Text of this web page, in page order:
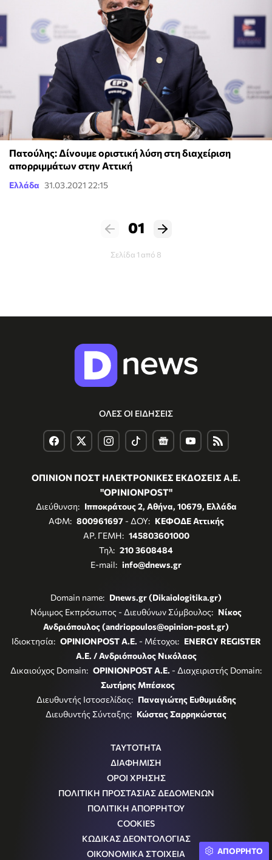
Πατούλης: Δίνουμε οριστική λύση στη διαχείριση
απορριμμάτων στην Αττική
Ελλάδα 31.03.2021 22:15
01
Σελίδα 1 από 8
ΟΛΕΣ ΟΙ ΕΙΔΗΣΕΙΣ
ΟΠΙΝΙΟΝ ΠΟΣΤ ΗΛΕΚΤΡΟΝΙΚΕΣ ΕΚΔΟΣΕΙΣ Α.Ε.
"OPINIONPOST"
Διεύθυνση: Ιπποκράτους 2, Αθήνα, 10679, Ελλάδα
ΑΦΜ: 800961697- ΔΟΥ: ΚΕΦΟΔΕ Αττικής
ΑΡ. ΓΕΜΗ: 145803601000
Τηλ: 210 3608484
E-mail: info@dnews.gr
Domain name: Dnews.gr (Dikaiologitika.gr)
Νόμιμος Εκπρόσωπος - Διευθύνων Σύμβουλος: Νίκος
Ανδριόπουλος (andriopoulos@opinion-post.gr)
Ιδιοκτησία: OPINIONPOST A.E. - Μέτοχοι: ENERGY REGISTER
Α.Ε. / Ανδριόπουλος Νικόλαος
Δικαιούχος Domain: OPINIONPOST A.E. - Διαχειριστής Domain:
Σωτήρης Μπέσκος
Διευθυντής Ιστοσελίδας: Παναγιώτης Ευθυμιάδης
Διευθυντής Σύνταξης: Κώστας Σαρρηκώστας
ΤΑΥΤΟΤΗΤΑ
ΔΙΑΦΗΜΙΣΗ
ΟΡΟΙ ΧΡΗΣΗΣ
ΠΟΛΙΤΙΚΗ ΠΡΟΣΤΑΣΙΑΣ ΔΕΔΟΜΕΝΩΝ
ΠΟΛΙΤΙΚΗ ΑΠΟΡΡΗΤΟΥ
COOKIES
ΚΩΔΙΚΑΣ ΔΕΟΝΤΟΛΟΓΙΑΣ
ΟΙΚΟΝΟΜΙΚΑ ΣΤΟΙΧΕΙΑ
ΑΠΟΡΡΗΤΟ